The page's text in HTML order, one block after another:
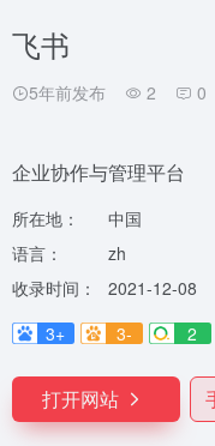
飞书
5年前发布 2 0
企业协作与管理平台
所在地：
中国
语言：
zh
收录时间：
2021-12-08
3+
3- 2
打开网站